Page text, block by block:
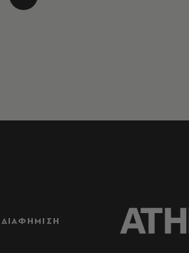
ΔΙΑΦΗΜΙΣΗ